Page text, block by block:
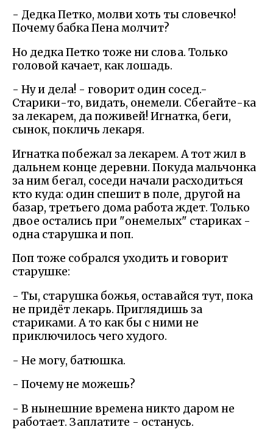
- Дедка Петко, молви хоть ты словечко!
Почему бабка Пена молчит?
Но дедка Петко тоже ни слова. Только
головой качает, как лошадь.
- Ну и дела! - говорит один сосед.-
Старики-то, видать, онемели. Сбегайте-ка
за лекарем, да поживей! Игнатка, беги,
сынок, покличь лекаря.
Игнатка побежал за лекарем. А тот жил в
дальнем конце деревни. Покуда мальчонка
за ним бегал, соседи начали расходиться
кто куда: один спешит в поле, другой на
базар, третьего дома работа ждет. Только
двое остались при "онемелых" стариках -
одна старушка и поп.
Поп тоже собрался уходить и говорит
старушке:
- Ты, старушка божья, оставайся тут, пока
не придёт лекарь. Приглядишь за
стариками. А то как бы с ними не
приключилось чего худого.
- Не могу, батюшка.
- Почему не можешь?
- В нынешние времена никто даром не
работает. Заплатите - останусь.